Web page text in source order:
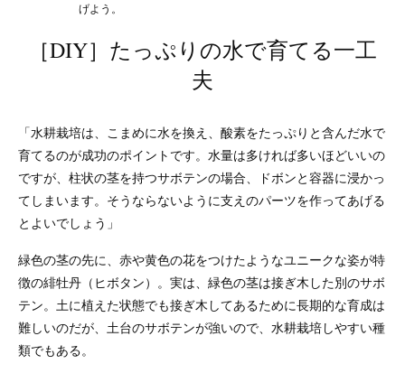
げよう。
［DIY］たっぷりの水で育てる一工
夫
「水耕栽培は、こまめに水を換え、酸素をたっぷりと含んだ水で
育てるのが成功のポイントです。水量は多ければ多いほどいいの
ですが、柱状の茎を持つサボテンの場合、ドボンと容器に浸かっ
てしまいます。そうならないように支えのパーツを作ってあげる
とよいでしょう」
緑色の茎の先に、赤や黄色の花をつけたようなユニークな姿が特
徴の緋牡丹（ヒボタン）。実は、緑色の茎は接ぎ木した別のサボ
テン。土に植えた状態でも接ぎ木してあるために長期的な育成は
難しいのだが、土台のサボテンが強いので、水耕栽培しやすい種
類でもある。